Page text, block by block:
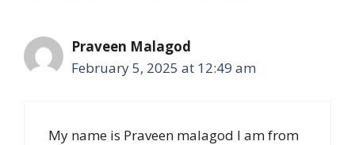
Praveen Malagod
February 5, 2025 at 12:49 am
My name is Praveen malagod I am from